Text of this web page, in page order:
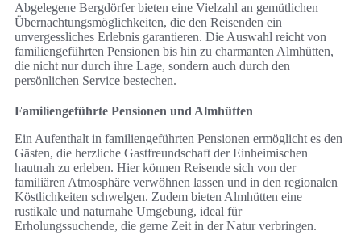
Abgelegene Bergdörfer bieten eine Vielzahl an gemütlichen
Übernachtungsmöglichkeiten, die den Reisenden ein
unvergessliches Erlebnis garantieren. Die Auswahl reicht von
familiengeführten Pensionen bis hin zu charmanten Almhütten,
die nicht nur durch ihre Lage, sondern auch durch den
persönlichen Service bestechen.
Familiengeführte Pensionen und Almhütten
Ein Aufenthalt in familiengeführten Pensionen ermöglicht es den
Gästen, die herzliche Gastfreundschaft der Einheimischen
hautnah zu erleben. Hier können Reisende sich von der
familiären Atmosphäre verwöhnen lassen und in den regionalen
Köstlichkeiten schwelgen. Zudem bieten Almhütten eine
rustikale und naturnahe Umgebung, ideal für
Erholungssuchende, die gerne Zeit in der Natur verbringen.